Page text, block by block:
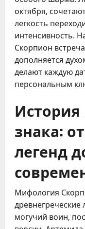
октября,
легкость
интенсивность.
Скорпион
дополняется
делают каждую
персональным
знака:
легенд
Мифология
древнегреческие
могучий воин,